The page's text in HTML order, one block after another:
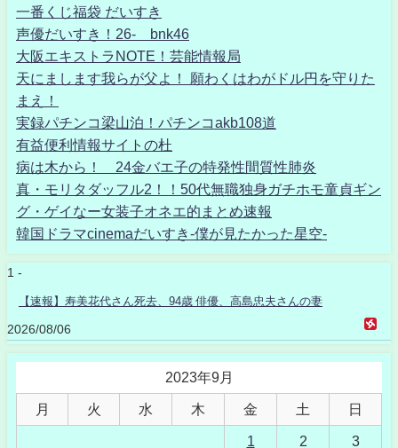
一番くじ福袋 だいすき
声優だいすき！26- bnk46
大阪エキストラNOTE！芸能情報局
天にまします我らが父よ！ 願わくはわがドル円を守りた
まえ！
実録パチンコ梁山泊！パチンコakb108道
有益便利情報サイトの杜
病は木から！ 24金バエ子の特発性間質性肺炎
真・モリタダッフル2！！50代無職独身ガチホモ童貞ギン
グ・ゲイなー女装子オネエ的まとめ速報
韓国ドラマcinemaだいすき-僕が見たかった星空-
1 -
【速報】寿美花代さん死去、94歳 俳優、高島忠夫さんの妻
2026/08/06
2023年9月
月 火 水 木 金 土 日
1 2 3